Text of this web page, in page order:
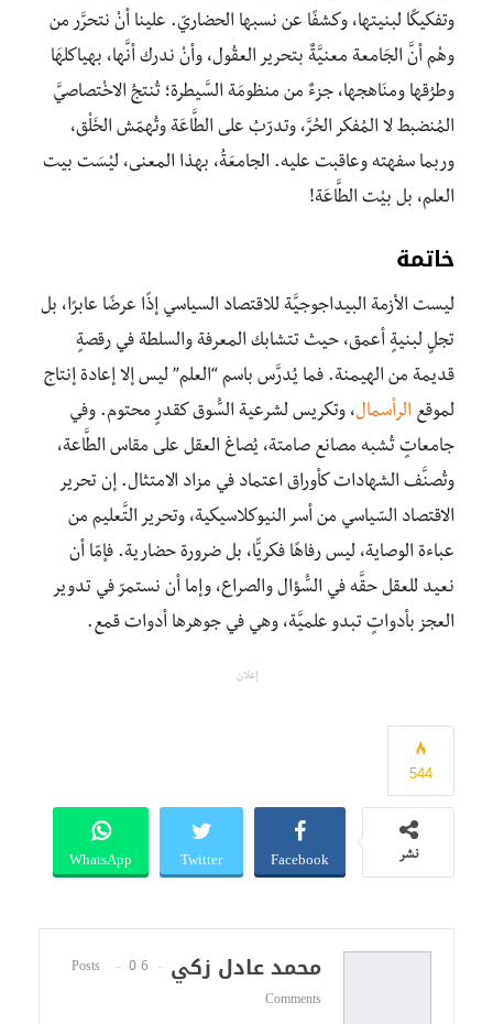
وتفكيكًا لبنيتها، وكشفًا عن نسبها الحضاريّ. علينا أنْ نتحرَّر من
وهْم أنَّ الجَامعة معنيَّةٌ بتحرير العقُول، وأنْ ندرك أنَّها، بهياكلهَا
وطرُقها ومنَاهجها، جزءٌ من منظومَة السَّيطرة؛ تُنتجُ الاخْتصاصيَّ
المُنضبط لا المُفكر الحُرَّ، وتدرّبُ على الطَّاعَة وتُهمّش الخَلْق،
وربما سفهته وعاقبت عليه. الجامعَةُ، بهذا المعنى، ليْسَت بيت
العلم، بل بيْت الطَّاعَة!
خاتمة
ليست الأزمة البيداجوجيَّة للاقتصاد السياسي إذًا عرضًا عابرًا، بل
تجلٍ لبنيةٍ أعمق، حيث تتشابك المعرفة والسلطة في رقصةٍ
قديمة من الهيمنة. فما يُدرَّس باسم “العلم” ليس إلا إعادة إنتاج
لموقع الرأسمال، وتكريس لشرعية السُّوق كقدرٍ محتوم. وفي
جامعاتٍ تُشبه مصانع صامتة، يُصاغ العقل على مقاس الطَّاعة،
وتُصنَّف الشهادات كأوراق اعتماد في مزاد الامتثال. إن تحرير
الاقتصاد السّياسي من أسر النيوكلاسيكية، وتحرير التَّعليم من
عباءة الوصاية، ليس رفاهًا فكريًّا، بل ضرورة حضارية. فإمّا أن
نعيد للعقل حقَّه في السُّؤال والصراع، وإما أن نستمرّ في تدوير
العجز بأدواتٍ تبدو علميَّة، وهي في جوهرها أدوات قمع.
إعلان
544
نشر Facebook
Twitter
WhatsApp
محمد عادل زكي 6 Posts
0
Comments